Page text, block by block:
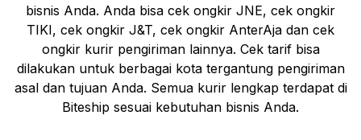
bisnis Anda. Anda bisa cek ongkir JNE, cek ongkir
TIKI, cek ongkir J&T, cek ongkir AnterAja dan cek
ongkir kurir pengiriman lainnya. Cek tarif bisa
dilakukan untuk berbagai kota tergantung pengiriman
asal dan tujuan Anda. Semua kurir lengkap terdapat di
Biteship sesuai kebutuhan bisnis Anda.